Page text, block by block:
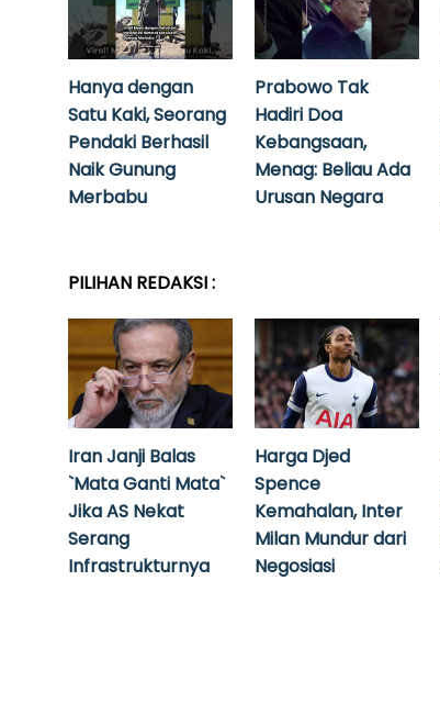
Hanya dengan
Satu Kaki, Seorang
Pendaki Berhasil
Naik Gunung
Merbabu
Prabowo Tak
Hadiri Doa
Kebangsaan,
Menag: Beliau Ada
Urusan Negara
PILIHAN REDAKSI :
Iran Janji Balas
`Mata Ganti Mata`
Jika AS Nekat
Serang
Infrastrukturnya
Harga Djed
Spence
Kemahalan, Inter
Milan Mundur dari
Negosiasi